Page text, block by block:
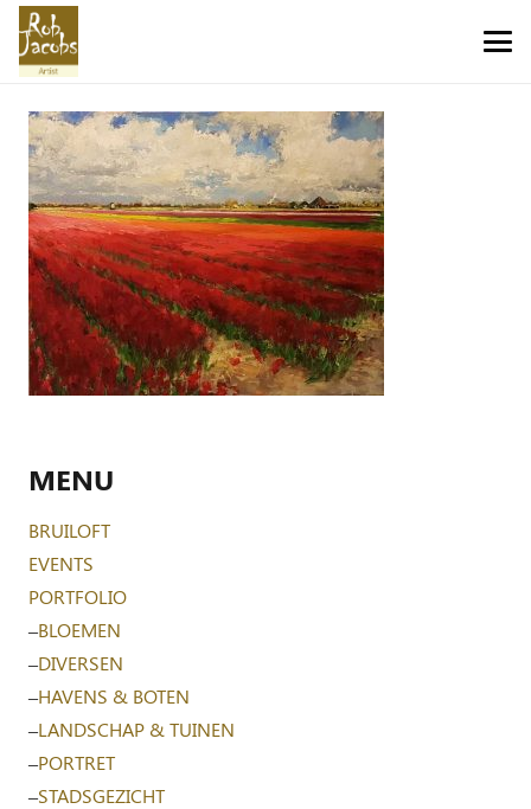
MENU
BRUILOFT
EVENTS
PORTFOLIO
–BLOEMEN
–DIVERSEN
–HAVENS & BOTEN
–LANDSCHAP & TUINEN
–PORTRET
–STADSGEZICHT